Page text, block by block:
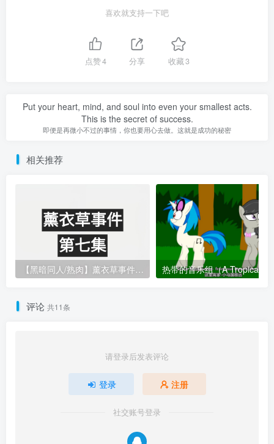
喜欢就支持一下吧
点赞4 分享 收藏3
Put your heart, mind, and soul into even your smallest acts.
This is the secret of success.
即便是再微小不过的事情，你也要用心去做。这就是成功的秘密
相关推荐
【黑暗同人/熟肉】薰衣草事件-第七集
评论 共11条
请登录后发表评论
登录 注册
社交账号登录